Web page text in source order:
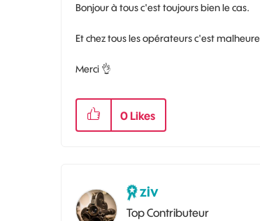
Bonjour à tous c'est toujours bien le cas.
Et chez tous les opérateurs c'est
Merci 👌
0 Likes
ziv
Top Contributeur